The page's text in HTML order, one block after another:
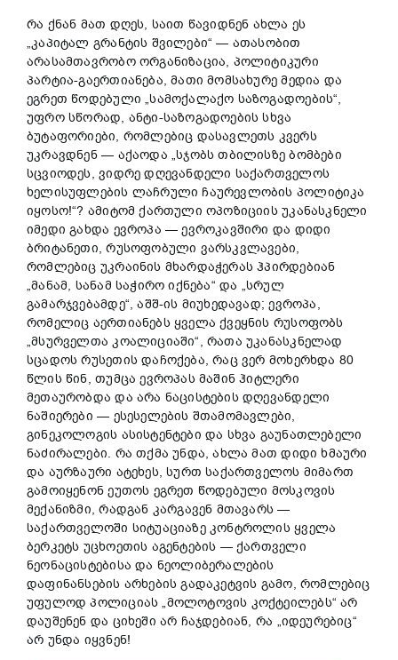
რა ქნან მათ დღეს, საით წავიდნენ ახლა ეს
„კაპიტალ გრანტის შვილები“ — ათასობით
არასამთავრობო ორგანიზაცია, პოლიტიკური
პარტია-გაერთიანება, მათი მომსახურე მედია და
ეგრეთ წოდებული „სამოქალაქო საზოგადოების“,
უფრო სწორად, ანტი-საზოგადოების სხვა
ბუტაფორიები, რომლებიც დასავლეთს კვერს
უკრავდნენ — აქაოდა „სჯობს თბილისზე ბომბები
სცვიოდეს, ვიდრე დღევანდელი საქართველოს
ხელისუფლების ლაჩრული ჩაურევლობის პოლიტიკა
იყოსო!“? ამიტომ ქართული ოპოზიციის უკანასკნელი
იმედი გახდა ევროპა — ევროკავშირი და დიდი
ბრიტანეთი, რუსოფობული ვარსკვლავები,
რომლებიც უკრაინის მხარდაჭერას ჰპირდებიან
„მანამ, სანამ საჭირო იქნება“ და „სრულ
გამარჯვებამდე“, აშშ-ის მიუხედავად; ევროპა,
რომელიც აერთიანებს ყველა ქვეყნის რუსოფობს
„მსურველთა კოალიციაში“, რათა უკანასკნელად
სცადოს რუსეთის დაჩოქება, რაც ვერ მოხერხდა 80
წლის წინ, თუმცა ევროპას მაშინ ჰიტლერი
მეთაურობდა და არა ნაცისტების დღევანდელი
ნაშიერები — ესესელების შთამომავლები,
გინეკოლოგის ასისტენტები და სხვა გაუნათლებელი
ნაძირალები. რა თქმა უნდა, ახლა მათ დიდი ხმაური
და აურზაური ატეხეს, სურთ საქართველოს მიმართ
გამოიყენონ ეუთოს ეგრეთ წოდებული მოსკოვის
მექანიზმი, რადგან კარგავენ მთავარს —
საქართველოში სიტუაციაზე კონტროლის ყველა
ბერკეტს უცხოეთის აგენტების — ქართველი
ნეონაცისტებისა და ნეოლიბერალების
დაფინანსების არხების გადაკეტვის გამო, რომლებიც
უფულოდ პოლიციას „მოლოტოვის კოქტეილებს“ არ
დაუშენენ და ციხეში არ ჩაჯდებიან, რა „იდეურებიც“
არ უნდა იყვნენ!